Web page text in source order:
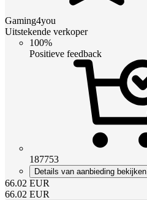
Gaming4you
Uitstekende verkoper
100%
Positieve feedback
187753
Details van aanbieding bekijken
66.02 EUR
66.02 EUR